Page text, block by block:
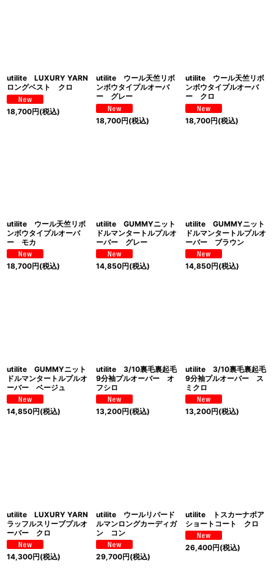
utilite LUXURY YARN
ロングベスト クロ
18,700円(税込)
utilite ウール天竺リボ
ンボウタイプルオーバ
ー グレー
18,700円(税込)
utilite ウール天竺リボ
ンボウタイプルオーバ
ー クロ
18,700円(税込)
utilite ウール天竺リボ
ンボウタイプルオーバ
ー モカ
18,700円(税込)
utilite GUMMYニット
ドルマンタートルプルオ
ーバー グレー
14,850円(税込)
utilite GUMMYニット
ドルマンタートルプルオ
ーバー ブラウン
14,850円(税込)
utilite GUMMYニット
ドルマンタートルプルオ
ーバー ベージュ
14,850円(税込)
utilite 3/10裏毛裏起毛
9分袖プルオーバー オ
フシロ
13,200円(税込)
utilite 3/10裏毛裏起毛
9分袖プルオーバー ス
ミクロ
13,200円(税込)
utilite LUXURY YARN
ラッフルスリーブプルオ
ーバー クロ
14,300円(税込)
utilite ウールリバード
ルマンロングカーディガ
ン コン
29,700円(税込)
utilite トスカーナボア
ショートコート クロ
26,400円(税込)